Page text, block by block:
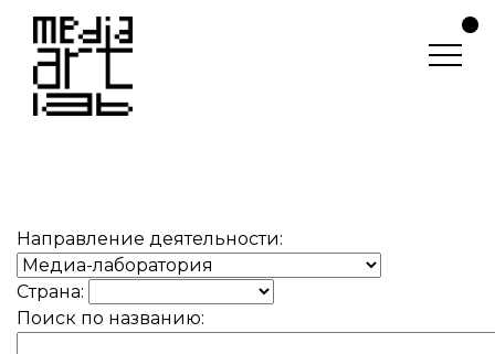
Направление деятельности:
Страна:
Поиск по названию: